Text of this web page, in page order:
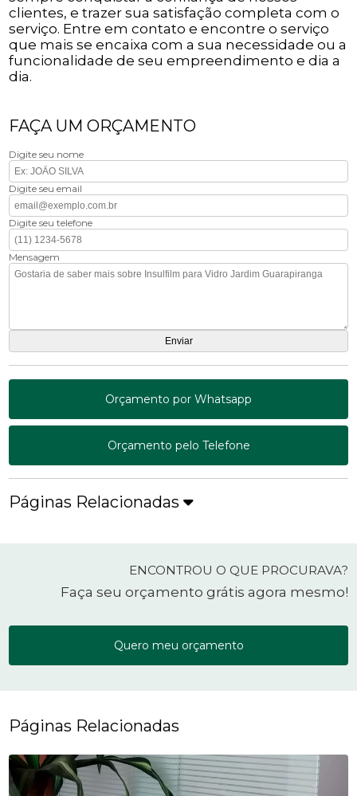
clientes, e trazer sua satisfação completa com o
serviço. Entre em contato e encontre o serviço
que mais se encaixa com a sua necessidade ou a
funcionalidade de seu empreendimento e dia a
dia.
FAÇA UM ORÇAMENTO
Digite seu nome
Digite seu email
Digite seu telefone
Mensagem
Orçamento por Whatsapp
Orçamento pelo Telefone
Páginas Relacionadas
ENCONTROU O QUE PROCURAVA?
Faça seu orçamento grátis agora mesmo!
Quero meu orçamento
Páginas Relacionadas